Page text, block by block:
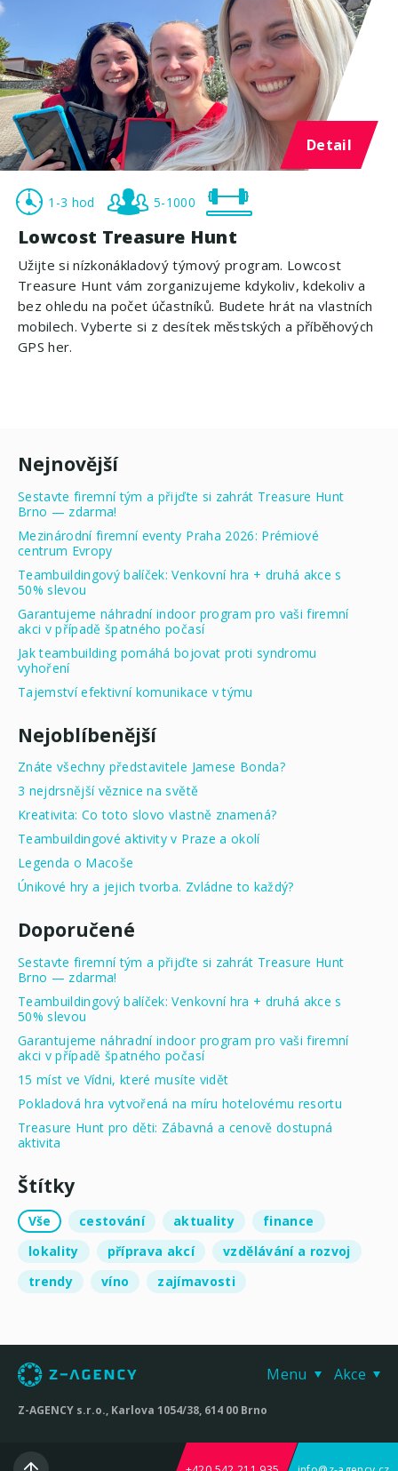
Detail
1-3 hod 5-1000
Lowcost Treasure Hunt
Užijte si nízkonákladový týmový program. Lowcost
Treasure Hunt vám zorganizujeme kdykoliv, kdekoliv a
bez ohledu na počet účastníků. Budete hrát na vlastních
mobilech. Vyberte si z desítek městských a příběhových
GPS her.
Nejnovější
Sestavte firemní tým a přijďte si zahrát Treasure Hunt
Brno — zdarma!
Mezinárodní firemní eventy Praha 2026: Prémiové
centrum Evropy
Teambuildingový balíček: Venkovní hra + druhá akce s
50% slevou
Garantujeme náhradní indoor program pro vaši firemní
akci v případě špatného počasí
Jak teambuilding pomáhá bojovat proti syndromu
vyhoření
Tajemství efektivní komunikace v týmu
Nejoblíbenější
Znáte všechny představitele Jamese Bonda?
3 nejdrsnější věznice na světě
Kreativita: Co toto slovo vlastně znamená?
Teambuildingové aktivity v Praze a okolí
Legenda o Macoše
Únikové hry a jejich tvorba. Zvládne to každý?
Doporučené
Sestavte firemní tým a přijďte si zahrát Treasure Hunt
Brno — zdarma!
Teambuildingový balíček: Venkovní hra + druhá akce s
50% slevou
Garantujeme náhradní indoor program pro vaši firemní
akci v případě špatného počasí
15 míst ve Vídni, které musíte vidět
Pokladová hra vytvořená na míru hotelovému resortu
Treasure Hunt pro děti: Zábavná a cenově dostupná
aktivita
Štítky
Vše cestování aktuality
finance
lokality
příprava akcí
vzdělávání a rozvoj
trendy
víno zajímavosti
Menu Akce
Z-AGENCY s.r.o., Karlova 1054/38, 614 00 Brno